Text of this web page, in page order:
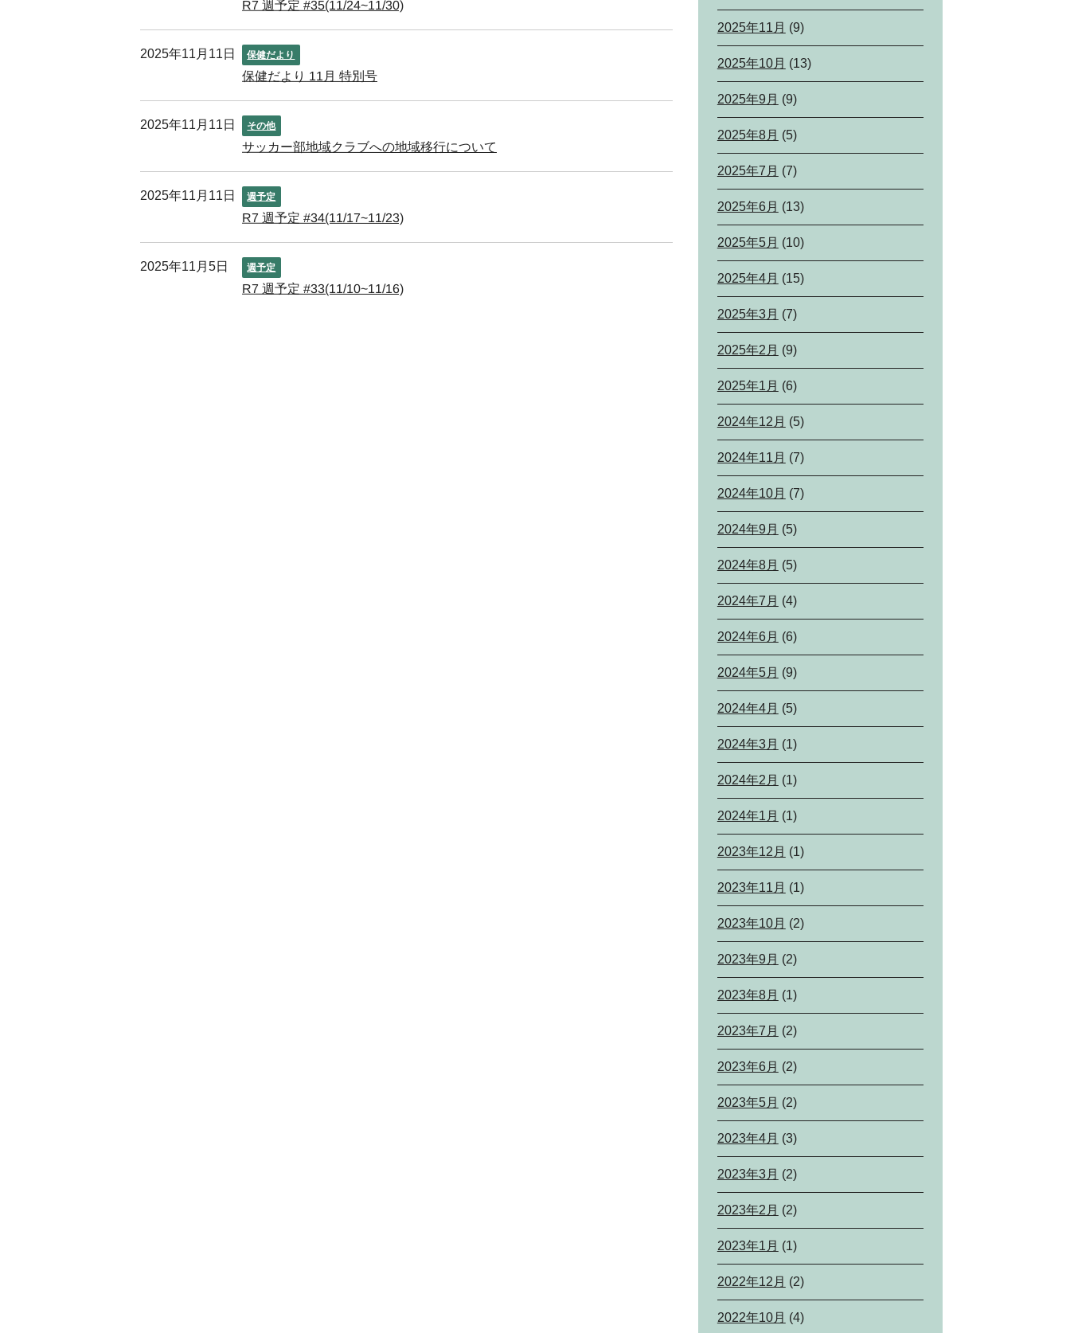
R7 週予定 #35(11/24~11/30)
2025年11月11日 保健だより
保健だより 11月 特別号
2025年11月11日 その他
サッカー部地域クラブへの地域移行について
2025年11月11日 週予定
R7 週予定 #34(11/17~11/23)
2025年11月5日 週予定
R7 週予定 #33(11/10~11/16)
2025年11月 (9)
2025年10月 (13)
2025年9月 (9)
2025年8月 (5)
2025年7月 (7)
2025年6月 (13)
2025年5月 (10)
2025年4月 (15)
2025年3月 (7)
2025年2月 (9)
2025年1月 (6)
2024年12月 (5)
2024年11月 (7)
2024年10月 (7)
2024年9月 (5)
2024年8月 (5)
2024年7月 (4)
2024年6月 (6)
2024年5月 (9)
2024年4月 (5)
2024年3月 (1)
2024年2月 (1)
2024年1月 (1)
2023年12月 (1)
2023年11月 (1)
2023年10月 (2)
2023年9月 (2)
2023年8月 (1)
2023年7月 (2)
2023年6月 (2)
2023年5月 (2)
2023年4月 (3)
2023年3月 (2)
2023年2月 (2)
2023年1月 (1)
2022年12月 (2)
2022年10月 (4)